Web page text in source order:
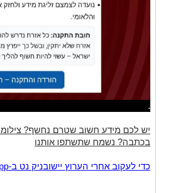
.
יש לכם מידע חשוב שטרם נחשף?
בכתבה? נשמח שתשתפו אותנו
‏כדי לעקוב אחרי הערוץ יישובניק נט ב-WhatsApp:‏‏‏